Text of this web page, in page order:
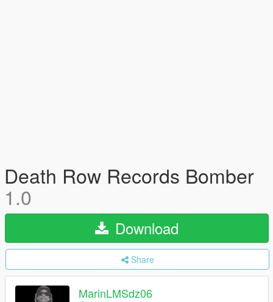
Death Row Records Bomber
1.0
Download
Share
MarinLMSdz06